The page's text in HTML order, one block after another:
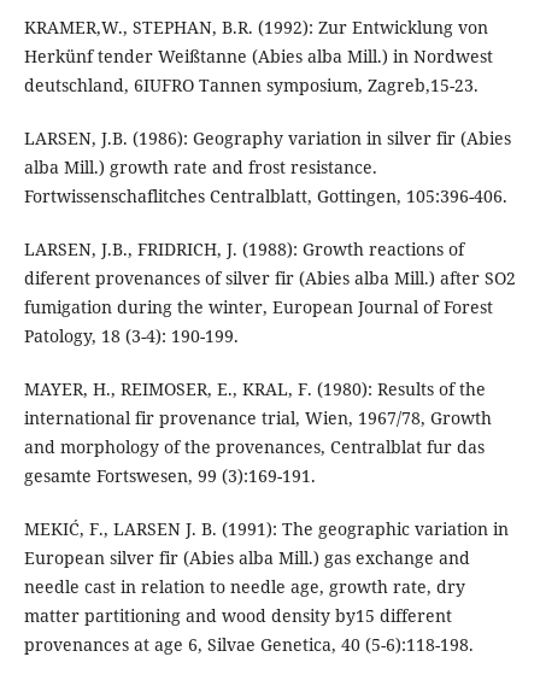
KRAMER,W., STEPHAN, B.R. (1992): Zur Entwicklung von
Herkünf tender Weißtanne (Abies alba Mill.) in Nordwest
deutschland, 6IUFRO Tannen symposium, Zagreb,15-23.
LARSEN, J.B. (1986): Geography variation in silver fir (Abies
alba Mill.) growth rate and frost resistance.
Fortwissenschaflitches Centralblatt, Gottingen, 105:396-406.
LARSEN, J.B., FRIDRICH, J. (1988): Growth reactions of
diferent provenances of silver fir (Abies alba Mill.) after SO2
fumigation during the winter, European Journal of Forest
Patology, 18 (3-4): 190-199.
MAYER, H., REIMOSER, E., KRAL, F. (1980): Results of the
international fir provenance trial, Wien, 1967/78, Growth
and morphology of the provenances, Centralblat fur das
gesamte Fortswesen, 99 (3):169-191.
MEKIĆ, F., LARSEN J. B. (1991): The geographic variation in
European silver fir (Abies alba Mill.) gas exchange and
needle cast in relation to needle age, growth rate, dry
matter partitioning and wood density by15 different
provenances at age 6, Silvae Genetica, 40 (5-6):118-198.